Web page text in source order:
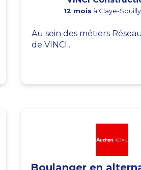
12 mois à Claye-Souilly
Au sein des métiers
de VINCI...
Boulanger en